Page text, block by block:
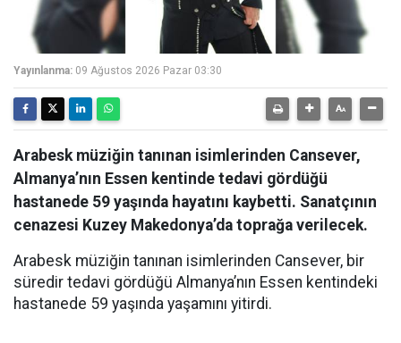
Yayınlanma: 09 Ağustos 2026 Pazar 03:30
Arabesk müziğin tanınan isimlerinden Cansever,
Almanya’nın Essen kentinde tedavi gördüğü
hastanede 59 yaşında hayatını kaybetti. Sanatçının
cenazesi Kuzey Makedonya’da toprağa verilecek.
Arabesk müziğin tanınan isimlerinden Cansever, bir
süredir tedavi gördüğü Almanya’nın Essen kentindeki
hastanede 59 yaşında yaşamını yitirdi.